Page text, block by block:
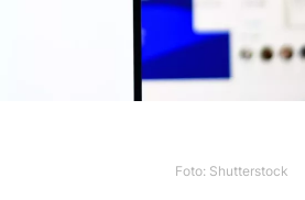
Foto: Shutterstock